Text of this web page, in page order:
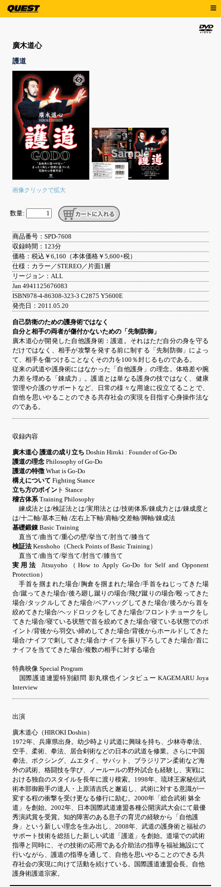
廣木道心
護道
画像クリックで拡大
数量:
商品番号：SPD-7608
収録時間：123分
価格：税込￥6,160（本体価格￥5,600+税）
仕様：カラー／STEREO／片面1層
リージョン：ALL
Jan 4941125676083
ISBN978-4-86308-323-3 C2875 Y5600E
発売日：2011.05.20
自己防衛のための護身術ではなく
自分と相手の両者が傷付かないための「先制防御」
廣木道心が開発した自他護身術：護道。それはただ自分の身を守る
だけではなく、相手が攻撃を発する前に制する「先制防御」によっ
て、相手を傷つけることなくその力を100％封じるものである。
従来の武道や護身術にはなかった「自他護身」の理念。体格差や腕
力差を埋める「錬成力」。護道とは単なる護身の技ではなく、健康
管理や介護のサポートなど、日常の様々な用途に役立てることで、
自他を思いやることのできる共存社会の実現を目指す心身操作法な
のである。
収録内容
廣木道心 護道の成り立ち Doshin Hiroki : Founder of Go-Do
護道の理念 Philosophy of Go-Do
護道の特徴 What is Go-Do
構えについて Fighting Stance
立ち方のポイン ト Stance
稽古体系 Training Philosophy
練成法とは/検証法とは/実用法とは/技術体系/錬成力とは/錬成度と
は/十二軸/基本三軸 /左右上下軸/肩軸/交差軸/脚軸/錬成法
基礎鍛錬 Basic Training
直当て/曲当て/重心の壁/挙当て/肘当て/膝当て
検証法Kenshoho（Check Points of Basic Training）
直当て/曲当て/挙当て/肘当て/膝当て
実用法
Jitsuyoho（How to Apply Go-Do for Self and Opponent
Protection）
手首を掴まれた場合/胸倉を掴まれた場合/手首をねじってきた場
合/蹴ってきた場合/後ろ廻し蹴りの場合/飛び蹴りの場合/殴ってきた
場合/タックルしてきた場合/ベアハッグしてきた場合/後ろから首を
絞めてきた場合/ヘッドロックをしてきた場合/フロントチョークをし
てきた場合/寝ている状態で首を絞めてきた場合/寝ている状態でのポ
イント/背後から羽交い締めしてきた場合/背後からホールドしてきた
場合/ナイフで刺してきた場合/ナイフを振り下ろしてきた場合/首に
ナイフを当ててきた場合/複数の相手に対する場合
特典映像 Special Program
国際護道連盟特別顧問 影丸穣也インタビュー KAGEMARU Joya
Interview
出演
廣木道心（HIROKI Doshin）
1972年、兵庫県出身。幼少時より武道に興味を持ち、少林寺拳法、
空手、柔術、拳法、居合剣術などの日本の武道を修業。さらに中国
拳法、ボクシング、ムエタイ、サバット、ブラジリアン柔術など海
外の武術、格闘技を学び、ノールールの野外試合も経験し、実戦に
おける独自のスタイルを長年に渡り模索。1998年、琉球王家秘伝武
術本部御殿手の達人・上原清吉氏と邂逅し、武術に対する意識が一
変する程の衝撃を受け更なる修行に励む。2000年「総合武術 躰全
道」を創始。2002年、日本国際武道連盟各種公開演武大会にて最優
秀演武賞を受賞。知的障害のある息子の育児の経験から「自他護
身」という新しい理念を生み出し、2008年、武道の護身術と福祉の
サポート技術を総括した新しい武道「護道」を創始。道場での武術
指導と同時に、その技術の応用である介助法の指導を福祉施設にて
行いながら、護道の指導を通して、自他を思いやることのできる共
存社会の実現に向けて活動を続けている。国際護道連盟会長。自他
護身術護道宗家。